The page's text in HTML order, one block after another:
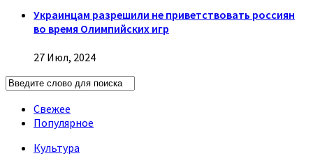
Украинцам разрешили не приветствовать россиян
во время Олимпийских игр
27 Июл, 2024
Свежее
Популярное
Культура